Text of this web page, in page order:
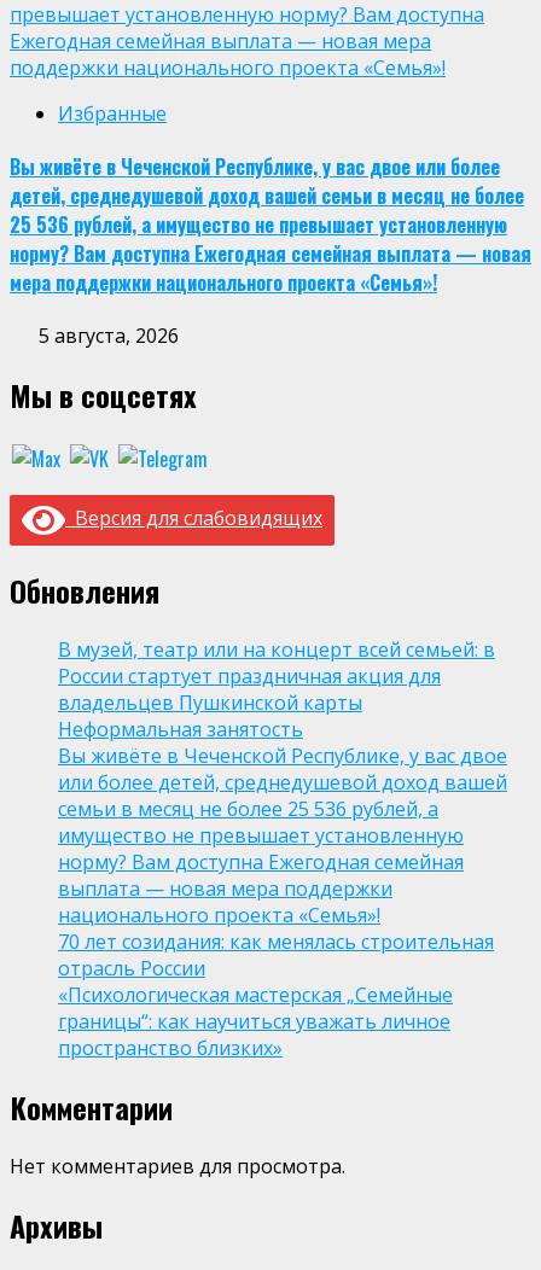
превышает установленную норму? Вам доступна
Ежегодная семейная выплата — новая мера
поддержки национального проекта «Семья»!
Избранные
Вы живёте в Чеченской Республике, у вас двое или более
детей, среднедушевой доход вашей семьи в месяц не более
25 536 рублей, а имущество не превышает установленную
норму? Вам доступна Ежегодная семейная выплата — новая
мера поддержки национального проекта «Семья»!
5 августа, 2026
Мы в соцсетях
Версия для слабовидящих
Обновления
В музей, театр или на концерт всей семьей: в
России стартует праздничная акция для
владельцев Пушкинской карты
Неформальная занятость
Вы живёте в Чеченской Республике, у вас двое
или более детей, среднедушевой доход вашей
семьи в месяц не более 25 536 рублей, а
имущество не превышает установленную
норму? Вам доступна Ежегодная семейная
выплата — новая мера поддержки
национального проекта «Семья»!
70 лет созидания: как менялась строительная
отрасль России
«Психологическая мастерская „Семейные
границы“: как научиться уважать личное
пространство близких»
Комментарии
Нет комментариев для просмотра.
Архивы